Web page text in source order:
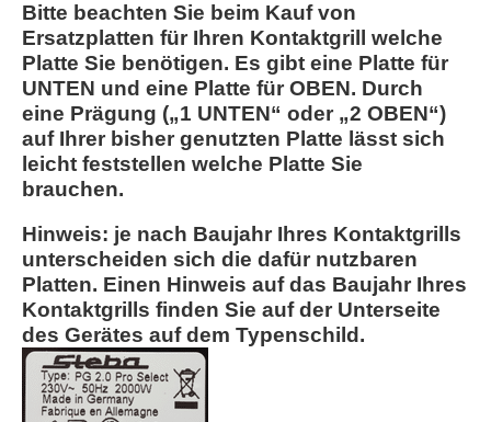
Bitte beachten Sie beim Kauf von
Ersatzplatten für Ihren Kontaktgrill welche
Platte Sie benötigen. Es gibt eine Platte für
UNTEN und eine Platte für OBEN. Durch
eine Prägung („1 UNTEN“ oder „2 OBEN“)
auf Ihrer bisher genutzten Platte lässt sich
leicht feststellen welche Platte Sie
brauchen.
Hinweis: je nach Baujahr Ihres Kontaktgrills
unterscheiden sich die dafür nutzbaren
Platten. Einen Hinweis auf das Baujahr Ihres
Kontaktgrills finden Sie auf der Unterseite
des Gerätes auf dem Typenschild.